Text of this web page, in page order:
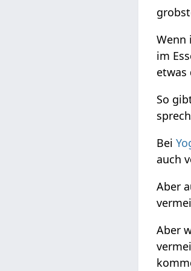
Wenn
im
etwas
So
Bei
auch
Aber
Aber